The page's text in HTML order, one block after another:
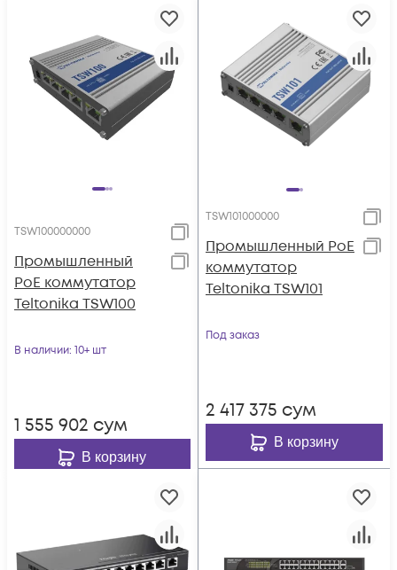
TSW100000000
Промышленный
PoE коммутатор
Teltonika TSW100
В наличии: 10+ шт
1 555 902 сум
В корзину
TSW101000000
Промышленный PoE
коммутатор
Teltonika TSW101
Под заказ
2 417 375 сум
В корзину